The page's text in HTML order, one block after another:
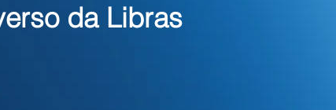
da Libras